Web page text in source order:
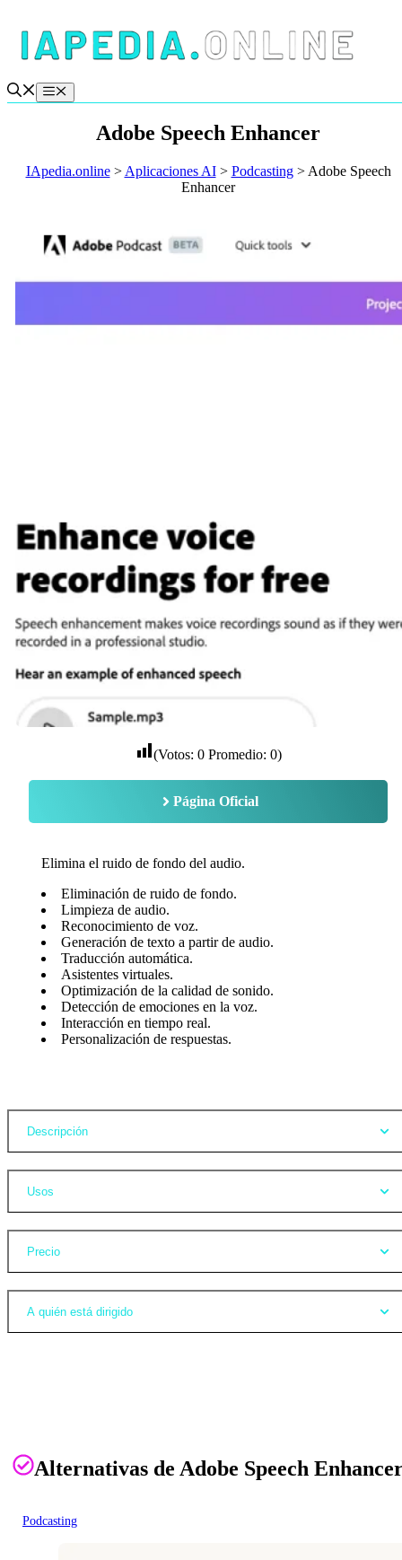
contenido
Menú
Adobe Speech Enhancer
IApedia.online> Aplicaciones AI> Podcasting> Adobe Speech
Enhancer
(Votos: 0Promedio: 0)
Página Oficial
Elimina el ruido de fondo del audio.
Eliminación de ruido de fondo.
Limpieza de audio.
Reconocimiento de voz.
Generación de texto a partir de audio.
Traducción automática.
Asistentes virtuales.
Optimización de la calidad de sonido.
Detección de emociones en la voz.
Interacción en tiempo real.
Personalización de respuestas.
Descripción
Usos
Precio
A quién está dirigido
Alternativas de Adobe Speech
Podcasting